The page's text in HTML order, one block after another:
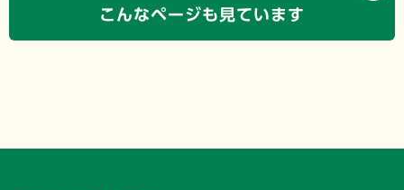
こんなページも見ています